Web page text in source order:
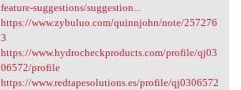
feature-suggestions/suggestion...
https://www.zybuluo.com/quinnjohn/note/257276
3
https://www.hydrocheckproducts.com/profile/qj03
06572/profile
https://www.redtapesolutions.es/profile/qj0306572